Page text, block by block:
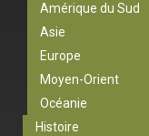
Amérique du Sud
Asie
Europe
Moyen-Orient
Océanie
Histoire